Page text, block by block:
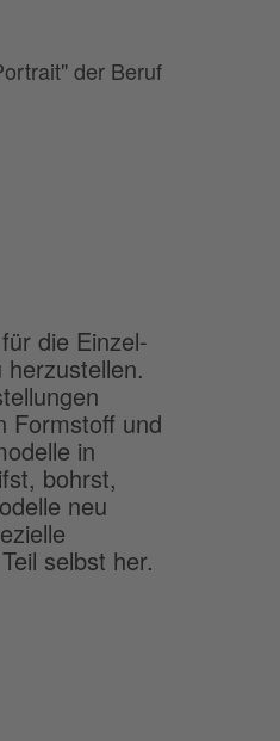
der Beruf
die Einzel-
Formstoff und
in
bohrst,
neu
selbst her.